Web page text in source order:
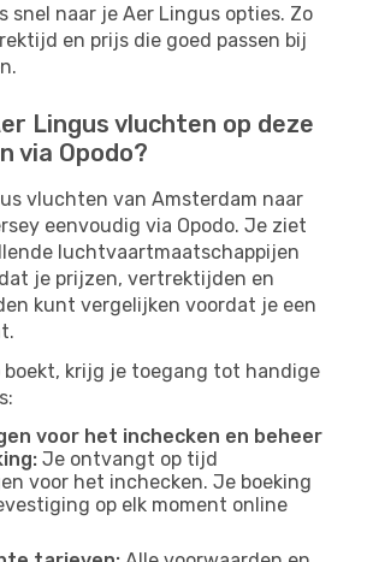
snel naar je Aer Lingus opties. Zo
en prijs die goed passen bij
Lingus vluchten op deze
via Opodo?
vluchten van Amsterdam naar
eenvoudig via Opodo. Je ziet
luchtvaartmaatschappijen
je prijzen, vertrektijden en
kunt vergelijken voordat je een
boekt, krijg je toegang tot handige
voor het inchecken en beheer
Je ontvangt op tijd
voor het inchecken. Je boeking
op elk moment online